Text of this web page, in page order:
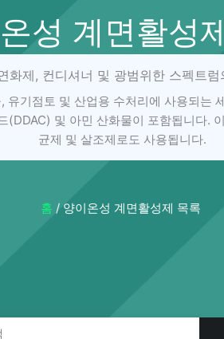
성 계면활성
화제, 컨디셔너 및 광범위한 스펙트
유기점토 및 산업용 수처리에 사용되는
및 아민 산화물이 포함됩니다.
균제 및 살조제로도 사용됩니다.
홈 / 양이온성 계면활성제 목록